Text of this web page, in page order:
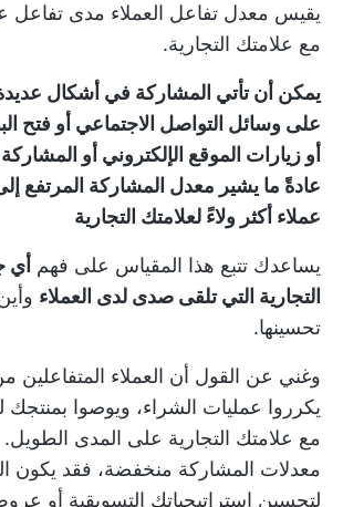
يقيس معدل تفاعل العملاء مدى تفاعل
مع علامتك التجارية.
يمكن أن تأتي المشاركة في أشكال
على وسائل التواصل الاجتماعي أو فتح
أو زيارات الموقع الإلكتروني أو
عادةً ما يشير معدل المشاركة المرتفع
عملاء أكثر ولاءً لعلامتك التجارية
يساعدك تتبع هذا المقياس على فهم أي
التجارية التي تلقى صدى لدى العملاء
تحسينها.
وغني عن القول أن العملاء المتفاعلين
يكرروا عمليات الشراء، ويوصوا بمنتجك
مع علامتك التجارية على المدى الطويل.
معدلات المشاركة منخفضة، فقد يكون
لتحسين استراتيجياتك التسويقية أو